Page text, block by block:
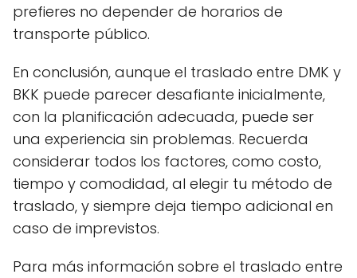
prefieres no depender de horarios de
transporte público.
En conclusión, aunque el traslado entre DMK y
BKK puede parecer desafiante inicialmente,
con la planificación adecuada, puede ser
una experiencia sin problemas. Recuerda
considerar todos los factores, como costo,
tiempo y comodidad, al elegir tu método de
traslado, y siempre deja tiempo adicional en
caso de imprevistos.
Para más información sobre el traslado entre